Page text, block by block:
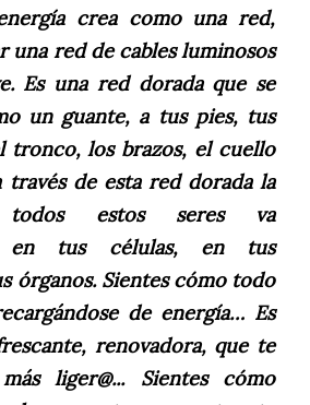
crea como una red,
una red de cables luminosos
Es una red dorada que se
un guante, a tus pies, tus
tronco, los brazos, el cuello
través de esta red dorada la
estos seres va
en tus células, en tus
órganos. Sientes cómo todo
de energía… Es
renovadora, que te
liger@... Sientes cómo